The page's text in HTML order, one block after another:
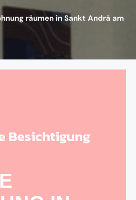
räumen in Sankt Andrä am
Besichtigung